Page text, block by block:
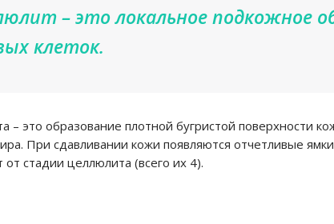
– это локальное подкожное
клеток.
– это образование плотной бугристой поверхности
При сдавливании кожи появляются отчетливые
стадии целлюлита (всего их 4).